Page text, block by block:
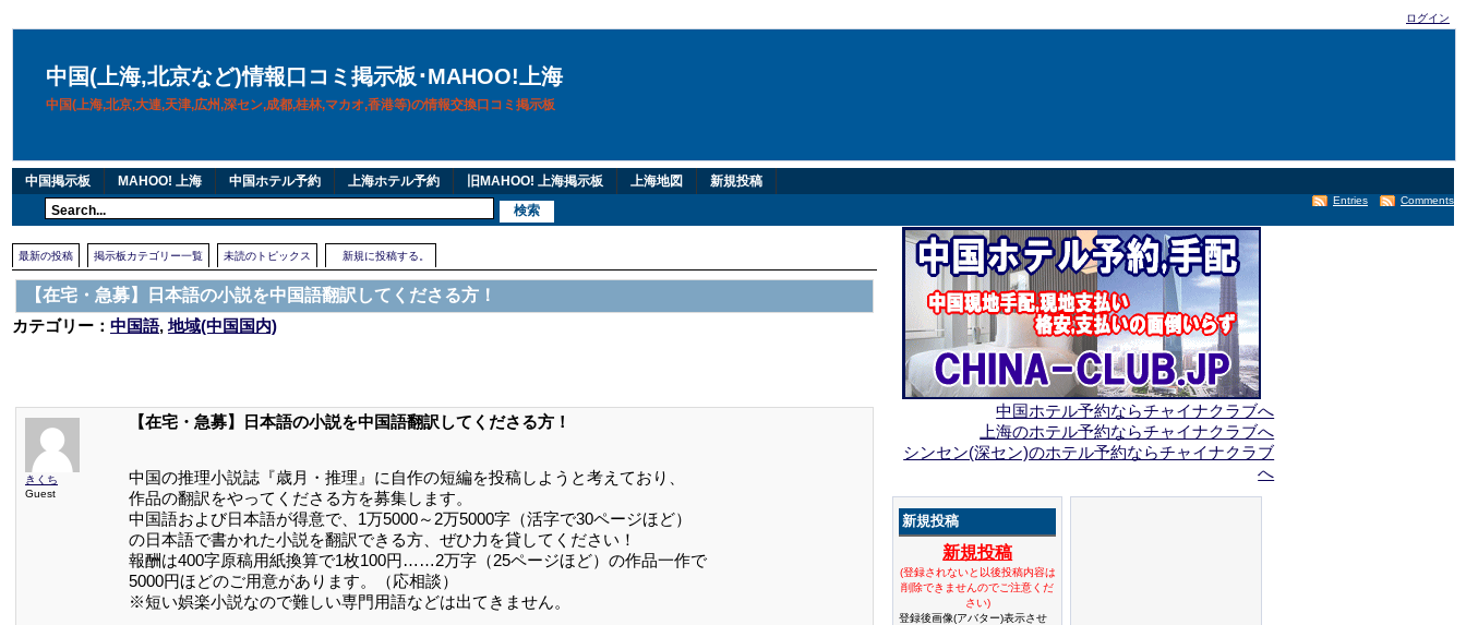
ログイン
中国(上海,北京など)情報口コミ掲示板･MAHOO!上海
中国(上海,北京,大連,天津,広州,深セン,成都,桂林,マカオ,香港等)の情報交換口コミ掲示板
中国掲示板 MAHOO! 上海 中国ホテル予約 上海ホテル予約 旧MAHOO! 上海掲示板 上海地図 新規投稿
Comments
Entries
最新の投稿 掲示板カテゴリー一覧 未読のトピックス 新規に投稿する。
【在宅・急募】日本語の小説を中国語翻訳してくださる方！
カテゴリー： 中国語,地域(中国国内)
きくち
Guest
【在宅・急募】日本語の小説を中国語翻訳してくださる方！
中国の推理小説誌『歳月・推理』に自作の短編を投稿しようと考えており、
作品の翻訳をやってくださる方を募集します。
中国語および日本語が得意で、1万5000～2万5000字（活字で30ページほど）
の日本語で書かれた小説を翻訳できる方、ぜひ力を貸してください！
報酬は400字原稿用紙換算で1枚100円……2万字（25ページほど）の作品一作で
5000円ほどのご用意があります。（応相談）
※短い娯楽小説なので難しい専門用語などは出てきません。
中国ホテル予約ならチャイナクラブへ
上海のホテル予約ならチャイナクラブへ
シンセン(深セン)のホテル予約ならチャイナクラブ
へ
新規投稿
新規投稿
(登録されないと以後投稿内容は
削除できませんのでご注意くだ
さい)
登録後画像(アバター)表示させ